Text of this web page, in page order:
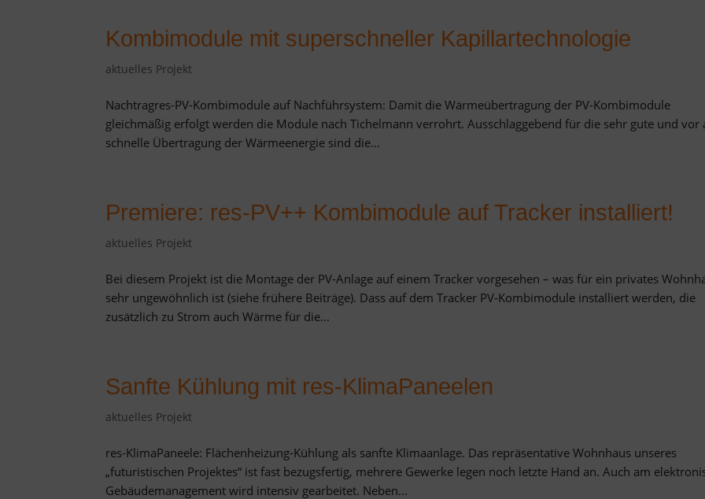
Kombimodule mit superschneller Kapillartechnologie
aktuelles Projekt
Nachtragres-PV-Kombimodule auf Nachführsystem: Damit die Wärmeübertragung der PV-Kombimodule
gleichmäßig erfolgt werden die Module nach Tichelmann verrohrt. Ausschlaggebend für die sehr gute und vor
schnelle Übertragung der Wärmeenergie sind die...
Premiere: res-PV++ Kombimodule auf Tracker installiert!
aktuelles Projekt
Bei diesem Projekt ist die Montage der PV-Anlage auf einem Tracker vorgesehen – was für ein privates
sehr ungewöhnlich ist (siehe frühere Beiträge). Dass auf dem Tracker PV-Kombimodule installiert werden, die
zusätzlich zu Strom auch Wärme für die...
Sanfte Kühlung mit res-KlimaPaneelen
aktuelles Projekt
res-KlimaPaneele: Flächenheizung-Kühlung als sanfte Klimaanlage. Das repräsentative Wohnhaus unseres
„futuristischen Projektes“ ist fast bezugsfertig, mehrere Gewerke legen noch letzte Hand an. Auch am
Gebäudemanagement wird intensiv gearbeitet. Neben...